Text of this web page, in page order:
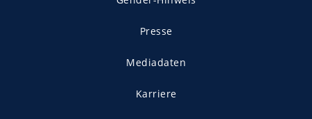
Presse
Mediadaten
Karriere